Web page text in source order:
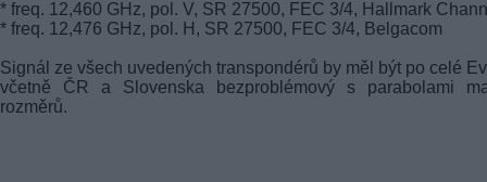
* freq. 12,460 GHz, pol. V, SR 27500, FEC 3/4, Hallmark
* freq. 12,476 GHz, pol. H, SR 27500, FEC 3/4, Belgacom
Signál ze všech uvedených transpondérů by měl být po celé
včetně ČR a Slovenska bezproblémový s parabolami
rozměrů.